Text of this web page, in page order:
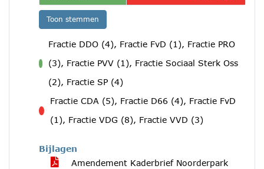
Toon stemmen
Fractie DDO (4), Fractie FvD (1), Fractie PRO
(3), Fractie PVV (1), Fractie Sociaal Sterk Oss
(2), Fractie SP (4)
tegen
Fractie CDA (5), Fractie D66 (4), Fractie FvD
(1), Fractie VDG (8), Fractie VVD (3)
Bijlagen
Amendement Kaderbrief Noorderpark